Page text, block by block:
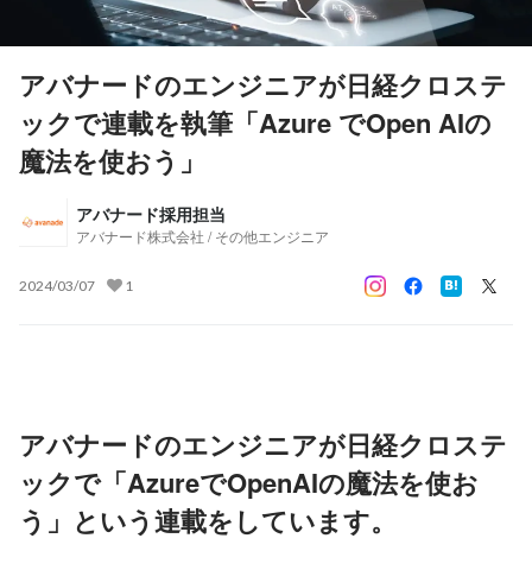
アバナードのエンジニアが日経クロステ
ックで連載を執筆「Azure でOpen AIの
魔法を使おう」
アバナード採用担当
アバナード株式会社 / その他エンジニア
2024/03/07 1
アバナードのエンジニアが日経クロステ
ックで「AzureでOpenAIの魔法を使お
う」という連載をしています。